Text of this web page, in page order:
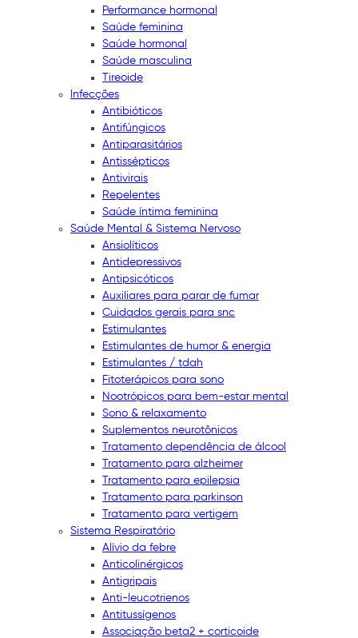
Performance hormonal
Saúde feminina
Saúde hormonal
Saúde masculina
Tireoide
Infecções
Antibióticos
Antifúngicos
Antiparasitários
Antissépticos
Antivirais
Repelentes
Saúde íntima feminina
Saúde Mental & Sistema Nervoso
Ansiolíticos
Antidepressivos
Antipsicóticos
Auxiliares para parar de fumar
Cuidados gerais para snc
Estimulantes
Estimulantes de humor & energia
Estimulantes / tdah
Fitoterápicos para sono
Nootrópicos para bem-estar mental
Sono & relaxamento
Suplementos neurotônicos
Tratamento dependência de álcool
Tratamento para alzheimer
Tratamento para epilepsia
Tratamento para parkinson
Tratamento para vertigem
Sistema Respiratório
Alívio da febre
Anticolinérgicos
Antigripais
Anti-leucotrienos
Antitussígenos
Associação beta2 + corticoide